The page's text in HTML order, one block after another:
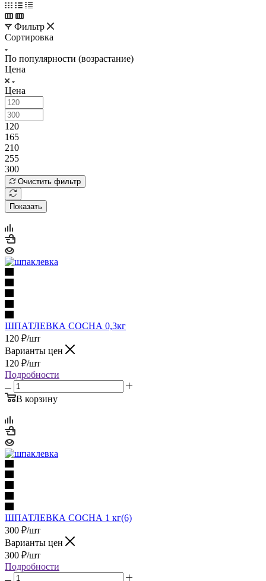
Фильтр
Сортировка
По популярности (возрастание)
Цена
Цена
120
165
210
255
300
Очистить фильтр
Показать
ШПАТЛЕВКА СОСНА 0,3кг
120 ₽/шт
Варианты цен
120 ₽/шт
Подробности
В корзину
ШПАТЛЕВКА СОСНА 1 кг(6)
300 ₽/шт
Варианты цен
300 ₽/шт
Подробности